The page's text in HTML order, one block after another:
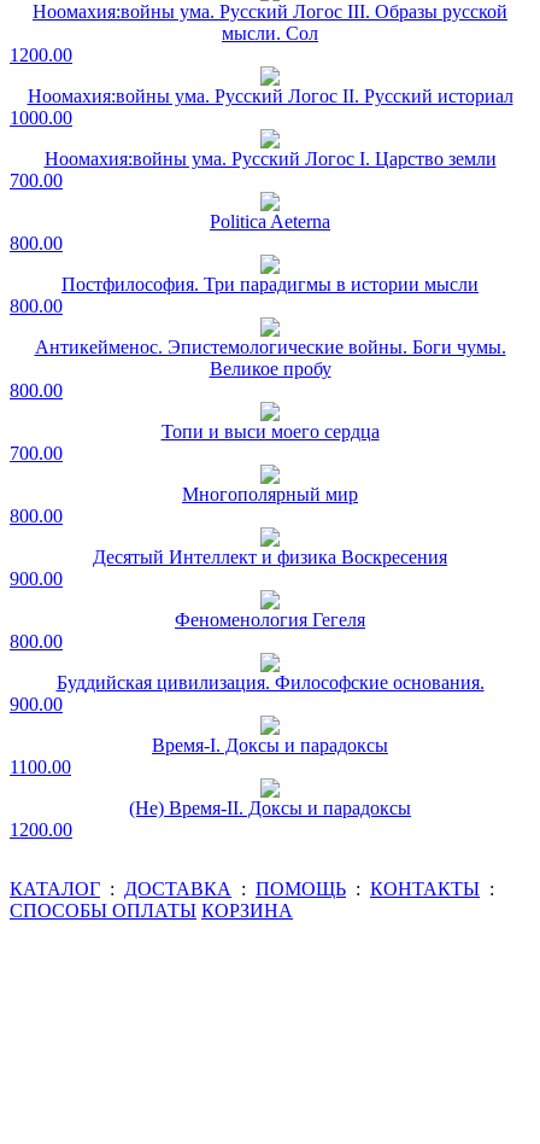
Ноомахия:войны ума. Русский Логос III. Образы русской
мысли. Сол
1200.00
Ноомахия:войны ума. Русский Логос II. Русский историал
1000.00
Ноомахия:войны ума. Русский Логос I. Царство земли
700.00
Politica Aeterna
800.00
Постфилософия. Три парадигмы в истории мысли
800.00
Антикейменос. Эпистемологические войны. Боги чумы.
Великое пробу
800.00
Топи и выси моего сердца
700.00
Многополярный мир
800.00
Десятый Интеллект и физика Воскресения
900.00
Феноменология Гегеля
800.00
Буддийская цивилизация. Философские основания.
900.00
Время-I. Доксы и парадоксы
1100.00
(Не) Время-II. Доксы и парадоксы
1200.00
КАТАЛОГ : ДОСТАВКА : ПОМОЩЬ : КОНТАКТЫ :
СПОСОБЫ ОПЛАТЫ КОРЗИНА